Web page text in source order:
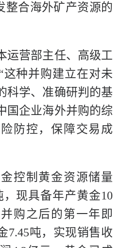
整合海外矿产资源的
运营部主任、高级工
种并购建立在对未
科学、准确研判的基
国企业海外并购的综
防控，保障交易成
控制黄金资源储量
，现具备年产黄金10
购之后的第一年即
7.45吨，实现销售收